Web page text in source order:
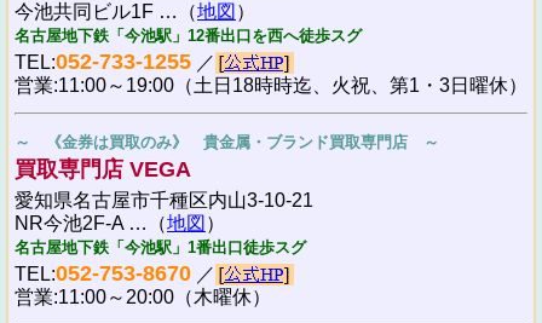
今池共同ビル1F …（地図 ）
名古屋地下鉄「今池駅」12番出口を西へ徒歩スグ
TEL:052-733-1255 ／
営業:11:00～19:00（土日18時時迄、火祝、第1・3日曜休）
～ 《金券は買取のみ》 貴金属・ブランド買取専門店 ～
買取専門店 VEGA
愛知県名古屋市千種区内山3-10-21
NR今池2F-A …（地図 ）
名古屋地下鉄「今池駅」1番出口徒歩スグ
TEL:052-753-8670 ／
営業:11:00～20:00（木曜休）